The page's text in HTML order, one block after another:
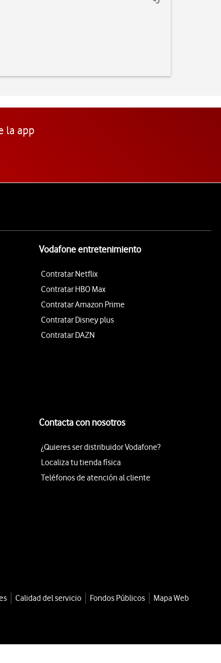
la app
Vodafone entretenimiento
Contratar Netflix
Contratar HBO Max
Contratar Amazon Prime
Contratar Disney plus
Contratar DAZN
Contacta con nosotros
¿Quieres ser distribuidor Vodafone?
Localiza tu tienda física
Teléfonos de atención al cliente
Calidad del servicio Fondos Públicos Mapa Web